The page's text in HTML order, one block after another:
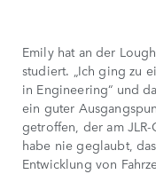
Emily hat an der
studiert. „Ich ging zu
in Engineering“ und
ein guter
getroffen, der am
habe nie geglaubt,
Entwicklung von